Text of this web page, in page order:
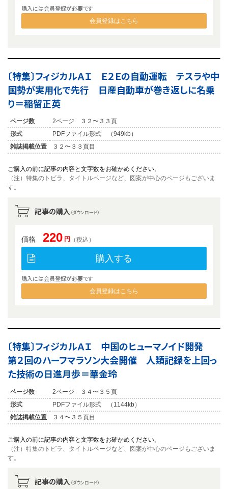
購入には会員登録が必要です
会員登録はこちら
〔特集〕フィジカルＡＩ Ｅ２Ｅの自動運転 テスラや中
国勢が実用化で先行 日産自動車が巻き返しに名乗
り＝稲留正英
ページ数
2ページ ３２〜３３頁
形式
PDFファイル形式 （949kb）
雑誌掲載位置
３２〜３３頁目
ご購入の前に記事の内容と文字数をお確かめください。
（注）特集のトビラ、タイトルページなど、図案が中心のページもございま
す。
記事の購入 （ダウンロード）
価格 220 円 （税込）
購入する
購入には会員登録が必要です
会員登録はこちら
〔特集〕フィジカルＡＩ 中国のヒューマノイド開発
第２回のハーフマラソン大会開催 人類記録を上回っ
た技術の日進月歩＝華金玲
ページ数
2ページ ３４〜３５頁
形式
PDFファイル形式 （1144kb）
雑誌掲載位置
３４〜３５頁目
ご購入の前に記事の内容と文字数をお確かめください。
（注）特集のトビラ、タイトルページなど、図案が中心のページもございま
す。
記事の購入 （ダウンロード）